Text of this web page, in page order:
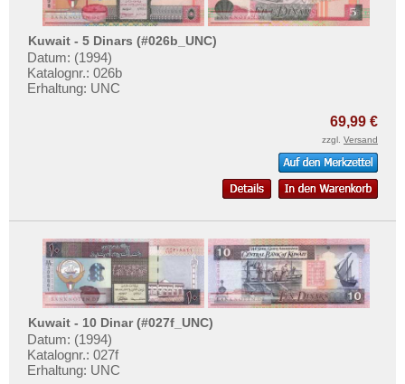
Kuwait - 5 Dinars (#026b_UNC)
Datum: (1994)
Katalognr.: 026b
Erhaltung: UNC
69,99 €
zzgl. Versand
Kuwait - 10 Dinar (#027f_UNC)
Datum: (1994)
Katalognr.: 027f
Erhaltung: UNC